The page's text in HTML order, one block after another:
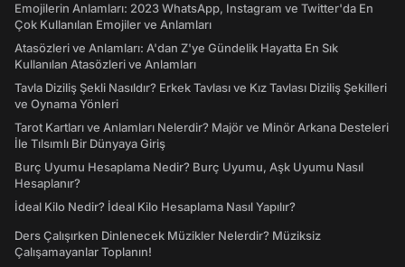
Emojilerin Anlamları: 2023 WhatsApp, Instagram ve Twitter'da En
Çok Kullanılan Emojiler ve Anlamları
Atasözleri ve Anlamları: A'dan Z'ye Gündelik Hayatta En Sık
Kullanılan Atasözleri ve Anlamları
Tavla Diziliş Şekli Nasıldır? Erkek Tavlası ve Kız Tavlası Diziliş Şekilleri
ve Oynama Yönleri
Tarot Kartları ve Anlamları Nelerdir? Majör ve Minör Arkana Desteleri
İle Tılsımlı Bir Dünyaya Giriş
Burç Uyumu Hesaplama Nedir? Burç Uyumu, Aşk Uyumu Nasıl
Hesaplanır?
İdeal Kilo Nedir? İdeal Kilo Hesaplama Nasıl Yapılır?
Ders Çalışırken Dinlenecek Müzikler Nelerdir? Müziksiz
Çalışamayanlar Toplanın!